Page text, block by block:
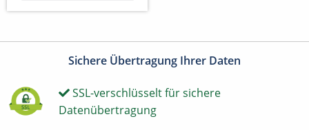
Sichere Übertragung Ihrer Daten
SSL-verschlüsselt für sichere
Datenübertragung